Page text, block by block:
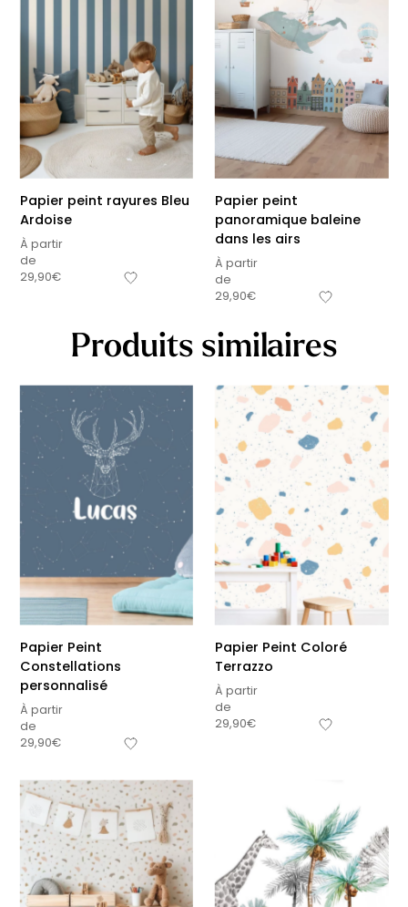
Papier peint rayures Bleu
Ardoise
À partir
de
29,90€
Papier peint
panoramique baleine
dans les airs
À partir
de
29,90€
Produits similaires
Papier Peint
Constellations
personnalisé
À partir
de
29,90€
Papier Peint Coloré
Terrazzo
À partir
de
29,90€